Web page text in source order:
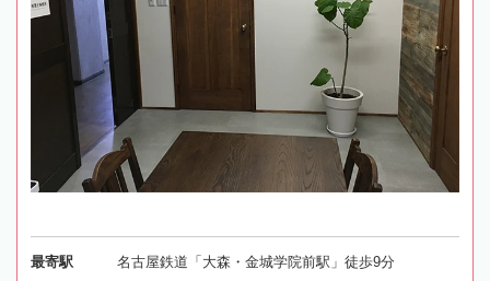
最寄駅 名古屋鉄道「大森・金城学院前駅」徒歩9分